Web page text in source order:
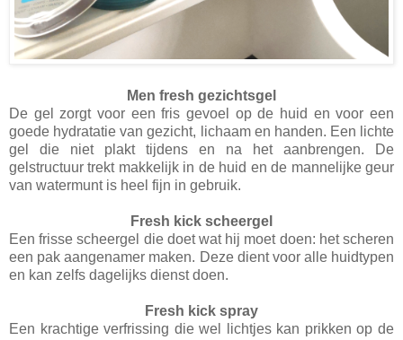
Men fresh gezichtsgel
De gel zorgt voor een fris gevoel op de huid en voor een
goede hydratatie van gezicht, lichaam en handen. Een lichte
gel die niet plakt tijdens en na het aanbrengen. De
gelstructuur trekt makkelijk in de huid en de mannelijke geur
van watermunt is heel fijn in gebruik.
Fresh kick scheergel
Een frisse scheergel die doet wat hij moet doen: het scheren
een pak aangenamer maken. Deze dient voor alle huidtypen
en kan zelfs dagelijks dienst doen.
Fresh kick spray
Een krachtige verfrissing die wel lichtjes kan prikken op de